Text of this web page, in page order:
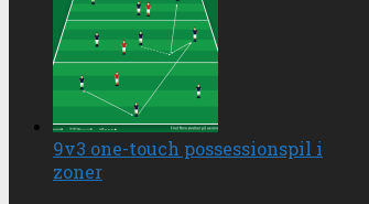
9v3 one-touch possessionspil i
zoner